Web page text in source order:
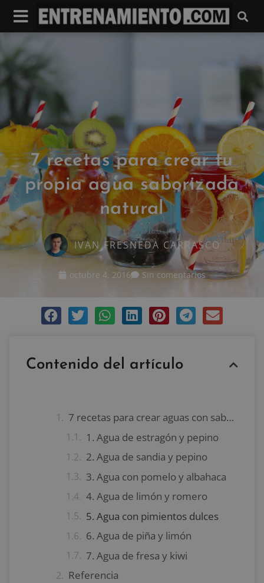
7 recetas para crear tu
propia agua saborizada
natural
IVAN FRESNEDA CARRASCO
octubre 4, 2016 Sin comentarios
Contenido del artículo
7 recetas para crear aguas con sabores
1. Agua de estragón y pepino
2. Agua de sandia y pepino
3. Agua con pomelo y albahaca
4. Agua de limón y romero
5. Agua con pimientos dulces
6. Agua de piña y limón
7. Agua de fresa y kiwi
Referencia